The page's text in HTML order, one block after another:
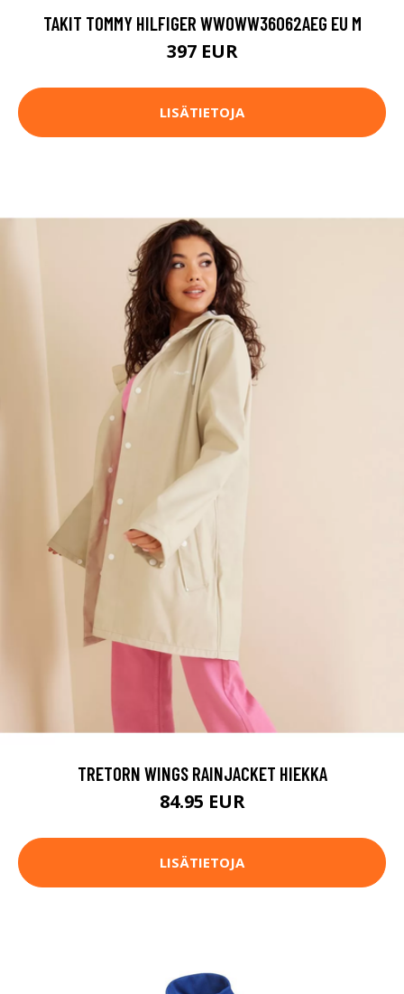
TAKIT TOMMY HILFIGER WW0WW36062AEG EU M
397 EUR
LISÄTIETOJA
TRETORN WINGS RAINJACKET HIEKKA
84.95 EUR
LISÄTIETOJA